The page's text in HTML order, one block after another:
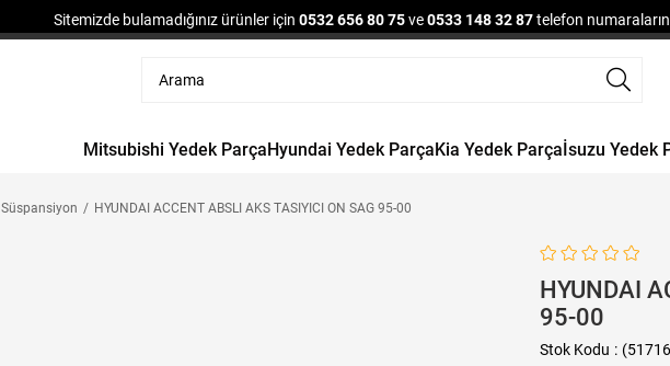
Sitemizde bulamadığınız ürünler için 0532 656 80 75ve0533 148 32 87telefon
Mitsubishi Yedek ParçaHyundai Yedek ParçaKia Yedek Parçaİsuzu Yedek
Süspansiyon HYUNDAI ACCENT ABSLI AKS TASIYICI ON SAG 95-00
HYUNDAI
95-00
Stok Kodu